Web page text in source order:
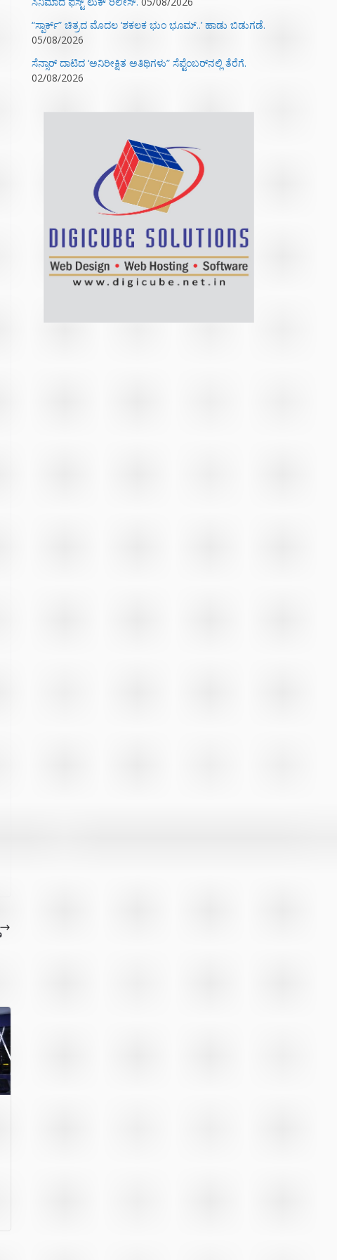
“ಸ್ಪಾರ್ಕ್” ಚಿತ್ರದ ಮೊದಲ‌ ‘ಶಕಲಕ ಭುಂ‌ ಭೂಮ್..’ ಹಾಡು ಬಿಡುಗಡೆ.
05/08/2026
ಸೆನ್ಸಾರ್ ದಾಟಿದ ‘ಅನಿರೀಕ್ಷಿತ ಅತಿಥಿಗಳು” ಸೆಪ್ಟೆಂಬರ್‌ನಲ್ಲಿ ತೆರೆಗೆ.
02/08/2026